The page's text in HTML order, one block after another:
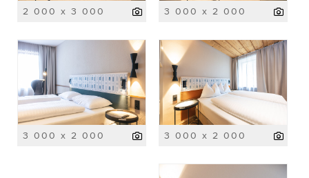
2 000 x 3 000 3 000 x 2 000
3 000 x 2 000 3 000 x 2 000